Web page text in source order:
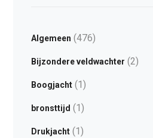
Algemeen (476)
Bijzondere veldwachter (2)
Boogjacht(1)
bronsttijd (1)
Drukjacht(1)